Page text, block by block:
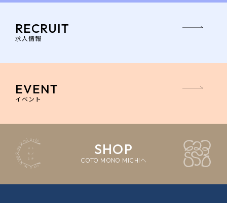
RECRUIT
求人情報
EVENT
イベント
SHOP
COTO MONO MICHIへ